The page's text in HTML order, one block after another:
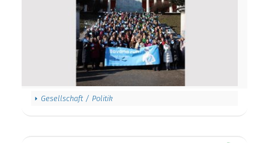
Gesellschaft / Politik